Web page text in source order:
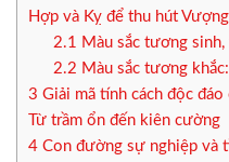
Hợp và Kỵ để thu hút
2.1
Màu sắc tương
2.2 Màu sắc tương
3 Giải mã tính cách độc
Từ trầm ổn đến kiên cường
4 Con đường sự nghiệp và